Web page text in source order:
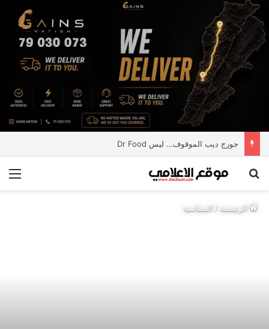
جورج ديب الموقوف… ليس Dr Food
بحث عن
الرئيسية/ السياسية